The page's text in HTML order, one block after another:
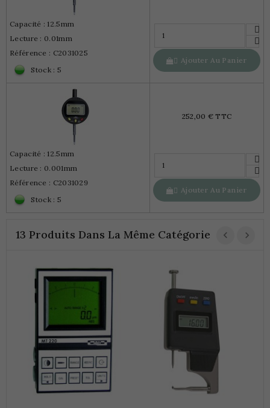
Capacité : 12.5mm
Lecture : 0.01mm
Référence : C2031025
Stock : 5
 Ajouter Au Panier
Capacité : 12.5mm
Lecture : 0.001mm
Référence : C2031029
Stock : 5
252,00 € TTC
 Ajouter Au Panier
13 Produits Dans La Même Catégorie